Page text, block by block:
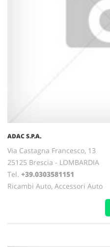
ADAC S.P.A.
Via Castagna Francesco, 13
25125 Brescia - LOMBARDIA
Tel. +39.0303581151
Ricambi Auto, Accessori Auto